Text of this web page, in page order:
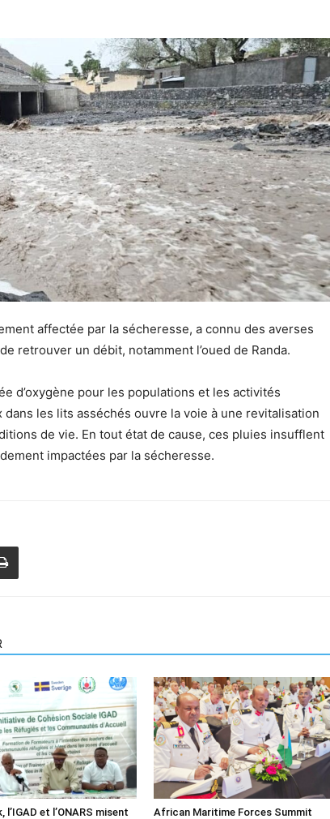
affectée par la sécheresse, a connu des averses
retrouver un débit, notamment l’oued de Randa.
d’oxygène pour les populations et les activités
les lits asséchés ouvre la voie à une revitalisation
de vie. En tout état de cause, ces pluies insufflent
impactées par la sécheresse.
l’IGAD et l’ONARS misent African Maritime Forces Summit